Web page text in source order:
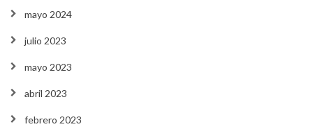
mayo 2024
julio 2023
mayo 2023
abril 2023
febrero 2023